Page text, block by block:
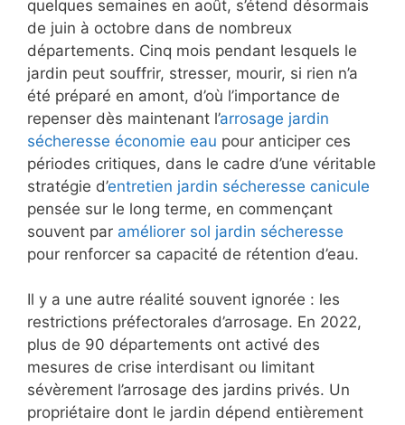
quelques semaines en août, s’étend désormais
de juin à octobre dans de nombreux
départements. Cinq mois pendant lesquels le
jardin peut souffrir, stresser, mourir, si rien n’a
été préparé en amont, d’où l’importance de
repenser dès maintenant l’arrosage jardin
sécheresse économie eau pour anticiper ces
périodes critiques, dans le cadre d’une véritable
stratégie d’entretien jardin sécheresse canicule
pensée sur le long terme, en commençant
souvent par améliorer sol jardin sécheresse
pour renforcer sa capacité de rétention d’eau.
Il y a une autre réalité souvent ignorée : les
restrictions préfectorales d’arrosage. En 2022,
plus de 90 départements ont activé des
mesures de crise interdisant ou limitant
sévèrement l’arrosage des jardins privés. Un
propriétaire dont le jardin dépend entièrement